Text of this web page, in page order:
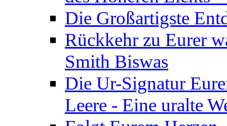
Die Großartigste
Rückkehr zu Eurer
Smith Biswas
Die Ur-Signatur
Leere - Eine uralte